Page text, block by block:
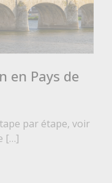
en Pays de
par étape, voir
[…]